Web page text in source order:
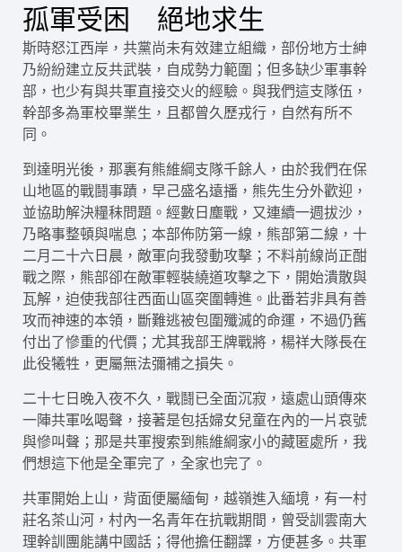
孤軍受困 絕地求生
斯時怒江西岸，共黨尚未有效建立組織，部份地方士紳
乃紛紛建立反共武裝，自成勢力範圍；但多缺少軍事幹
部，也少有與共軍直接交火的經驗。與我們這支隊伍，
幹部多為軍校畢業生，且都曾久歷戎行，自然有所不
同。
到達明光後，那裏有熊維綱支隊千餘人，由於我們在保
山地區的戰鬪事蹟，早己盛名遠播，熊先生分外歡迎，
並協助解決糧秣問題。經數日塵戰，又連續一週拔沙，
乃略事整頓與喘息；本部佈防第一線，熊部第二線，十
二月二十六日晨，敵軍向我發動攻擊；不料前線尚正酣
戰之際，熊部卻在敵軍輕裝繞道攻擊之下，開始潰散與
瓦解，迫使我部往西面山區突圍轉進。此番若非具有善
攻而神速的本領，斷難逃被包圍殲滅的命運，不過仍舊
付出了慘重的代價；尤其我部王牌戰將，楊祥大隊長在
此役犧牲，更屬無法彌補之損失。
二十七日晚入夜不久，戰鬪已全面沉寂，遠處山頭傳來
一陣共軍吆喝聲，接著是包括婦女兒童在內的一片哀號
與慘叫聲；那是共軍搜索到熊維綱家小的藏匿處所，我
們想這下他是全軍完了，全家也完了。
共軍開始上山，背面便屬緬甸，越嶺進入緬境，有一村
莊名茶山河，村內一名青年在抗戰期間，曾受訓雲南大
理幹訓團能講中國話；得他擔任翻譯，方便甚多。共軍